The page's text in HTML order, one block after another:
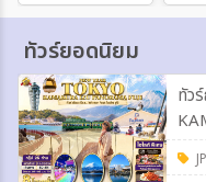
ทัวร์ยอดนิยม
ทัว